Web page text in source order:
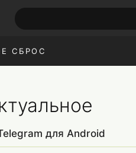
СБРОС
для Android